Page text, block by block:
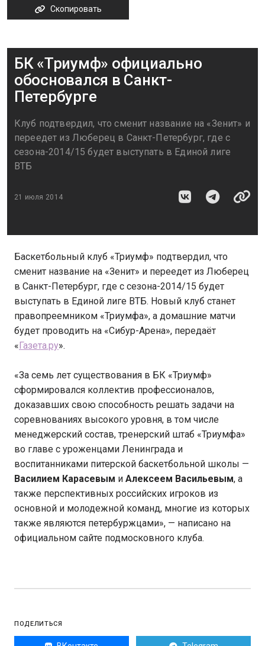
Скопировать
БК «Триумф» официально
обосновался в Санкт-
Петербурге
Клуб подтвердил, что сменит название на «Зенит» и
переедет из Люберец в Санкт-Петербург, где с
сезона-2014/15 будет выступать в Единой лиге
ВТБ
21 июля 2014
Баскетбольный клуб «Триумф» подтвердил, что
сменит название на «Зенит» и переедет из Люберец
в Санкт-Петербург, где с сезона-2014/15 будет
выступать в Единой лиге ВТБ. Новый клуб станет
правопреемником «Триумфа», а домашние матчи
будет проводить на «Сибур-Арена», передаёт
«Газета.ру».
«За семь лет существования в БК «Триумф»
сформировался коллектив профессионалов,
доказавших свою способность решать задачи на
соревнованиях высокого уровня, в том числе
менеджерский состав, тренерский штаб «Триумфа»
во главе с уроженцами Ленинграда и
воспитанниками питерской баскетбольной школы —
Василием Карасевым и Алексеем Васильевым, а
также перспективных российских игроков из
основной и молодежной команд, многие из которых
также являются петербуржцами», — написано на
официальном сайте подмосковного клуба.
ПОДЕЛИТЬСЯ